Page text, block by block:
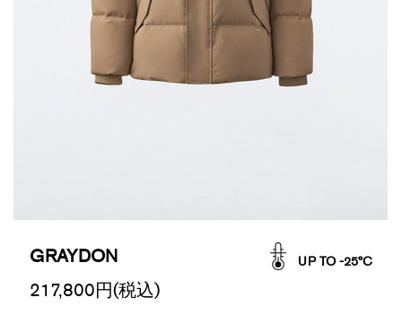
GRAYDON UP TO -25°C
217,800円(税込)